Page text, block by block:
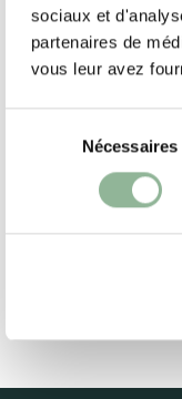
sociaux et
partenaires de
vous leur avez
n
u
Nécessaires
Nederlands
Portugués
Ελληνικά
Pусский